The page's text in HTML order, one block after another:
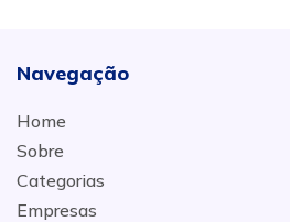
Navegação
Home
Sobre
Categorias
Empresas